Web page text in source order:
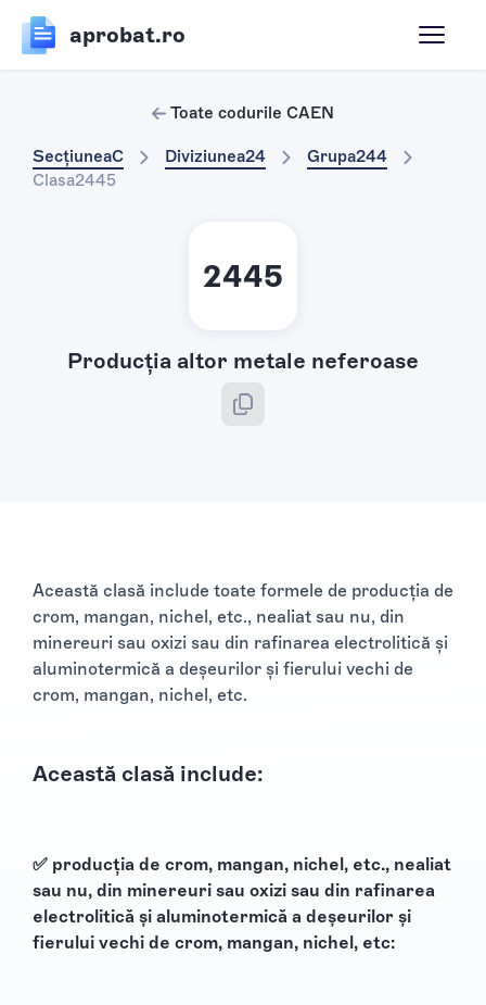
aprobat.ro
Toate codurile CAEN
SecțiuneaC Diviziunea24 Grupa244
Clasa2445
2445
Producţia altor metale neferoase
Această clasă include toate formele de producția de
crom, mangan, nichel, etc., nealiat sau nu, din
minereuri sau oxizi sau din rafinarea electrolitică și
aluminotermică a deșeurilor și fierului vechi de
crom, mangan, nichel, etc.
Această clasă include:
✅ producția de crom, mangan, nichel, etc., nealiat
sau nu, din minereuri sau oxizi sau din rafinarea
electrolitică și aluminotermică a deșeurilor și
fierului vechi de crom, mangan, nichel, etc: